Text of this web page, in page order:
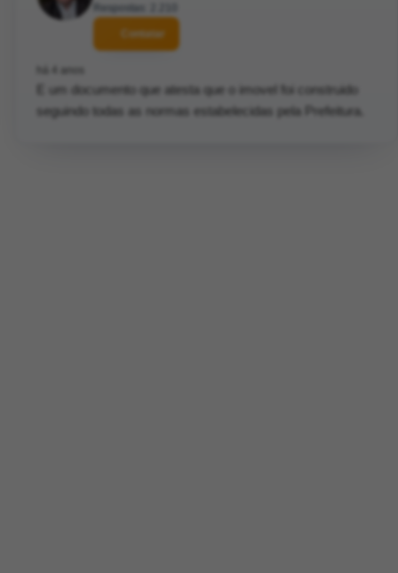
Respostas: 2.210
Contatar
há 4 anos
E um documento que atesta que o imovel foi construido
seguindo todas as normas estabelecidas pela Prefeitura.